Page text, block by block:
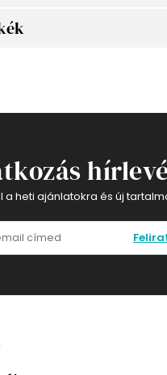
a heti ajánlatokra és új